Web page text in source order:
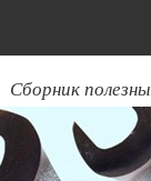
Сборник